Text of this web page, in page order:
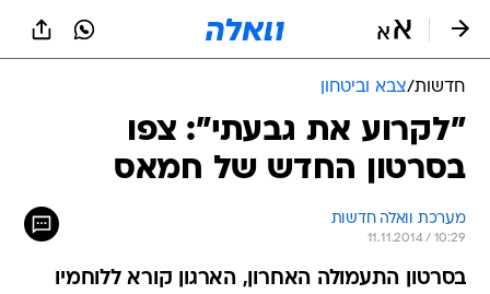
חדשות/צבא וביטחון
"לקרוע את גבעתי": צפו
בסרטון החדש של חמאס
מערכת וואלה חדשות
11.11.2014 / 10:29
בסרטון התעמולה האחרון, הארגון קורא ללוחמיו